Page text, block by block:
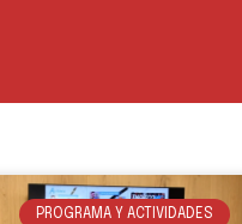
PROGRAMA Y ACTIVIDADES